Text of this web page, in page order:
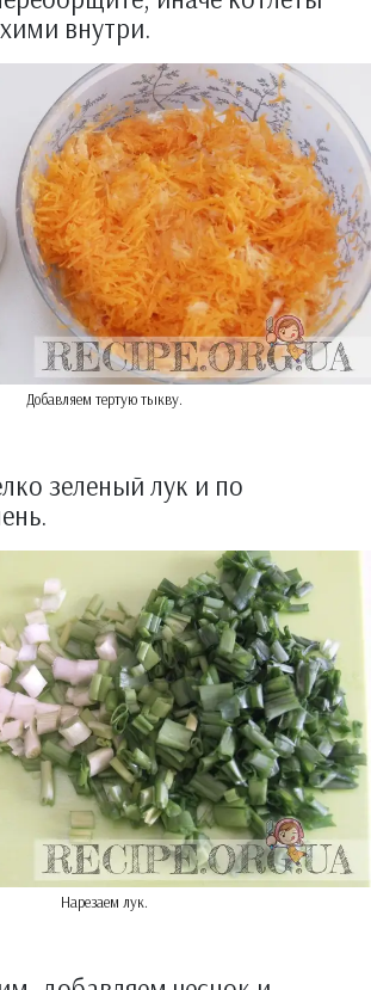
внутри.
Добавляем тертую тыкву.
зеленый лук и по
Нарезаем лук.